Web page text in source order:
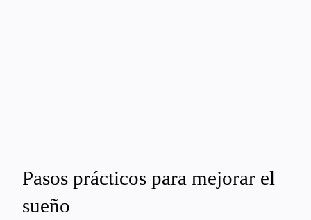
Pasos prácticos para mejorar el
sueño